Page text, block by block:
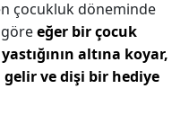
çocukluk döneminde
eğer bir çocuk
altına koyar,
ve dişi bir hediye